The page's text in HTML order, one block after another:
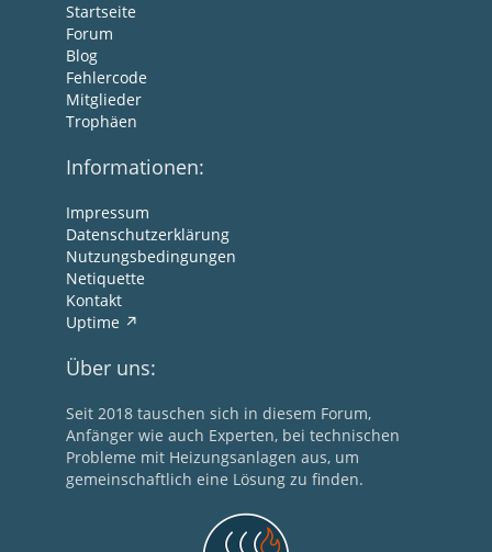
Startseite
Forum
Blog
Fehlercode
Mitglieder
Trophäen
Informationen:
Impressum
Datenschutzerklärung
Nutzungsbedingungen
Netiquette
Kontakt
Uptime
Über uns:
Seit 2018 tauschen sich in diesem Forum,
Anfänger wie auch Experten, bei technischen
Probleme mit Heizungsanlagen aus, um
gemeinschaftlich eine Lösung zu finden.